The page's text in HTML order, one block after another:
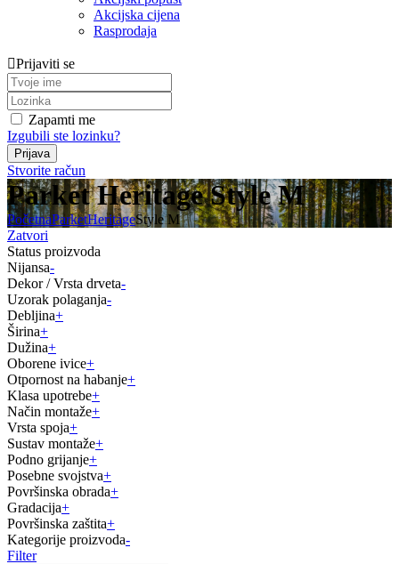
Akcijska cijena
Rasprodaja
Prijaviti se
Zapamti me
Izgubili ste lozinku?
Stvorite račun
Parket Heritage Style M
PočetnaParketHeritageStyle M
Zatvori
Status proizvoda
Nijansa-
Dekor / Vrsta drveta-
Uzorak polaganja-
Debljina+
Širina+
Dužina+
Oborene ivice+
Otpornost na habanje+
Klasa upotrebe+
Način montaže+
Vrsta spoja+
Sustav montaže+
Podno grijanje+
Posebne svojstva+
Površinska obrada+
Gradacija+
Površinska zaštita+
Kategorije proizvoda-
Filter